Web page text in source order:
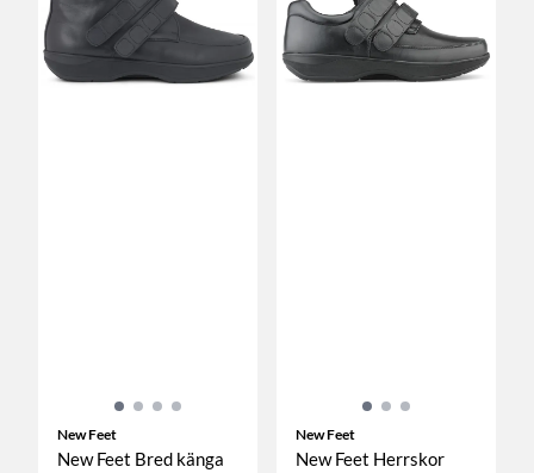
New Feet
New Feet Bred känga
New Feet
New Feet Herrskor